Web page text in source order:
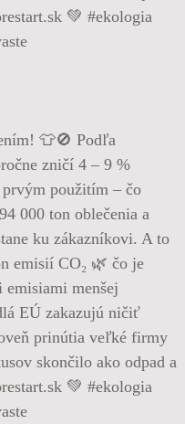
👕🚫 Podľa
zničí 4 – 9 %
použitím – čo
000 ton oblečenia a
ku zákazníkovi. A to
emisií CO₂ 🌿 čo je
menšej
EÚ zakazujú ničiť
prinútia veľké firmy
skončilo ako odpad a
💚 #ekologia